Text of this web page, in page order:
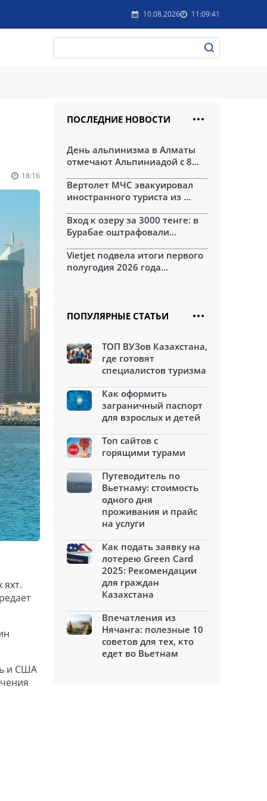
10.08.2026 11:09:41
18:16
и США
ПОСЛЕДНИЕ НОВОСТИ
День альпинизма в Алматы
отмечают Альпиниадой с 8...
Вертолет МЧС эвакуировал
иностранного туриста из ...
Вход к озеру за 3000 тенге: в
Бурабае оштрафовали...
Vietjet подвела итоги первого
полугодия 2026 года...
ПОПУЛЯРНЫЕ СТАТЬИ
ТОП ВУЗов Казахстана,
где готовят
специалистов туризма
Как оформить
заграничный паспорт
для взрослых и детей
Топ сайтов с
горящими турами
Путеводитель по
Вьетнаму: стоимость
одного дня
проживания и прайс
на услуги
Как подать заявку на
лотерею Green Card
2025: Рекомендации
для граждан
Казахстана
Впечатления из
Нячанга: полезные 10
советов для тех, кто
едет во Вьетнам